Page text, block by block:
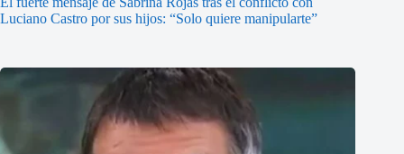
Luciano Castro por sus hijos: “Solo quiere manipularte”